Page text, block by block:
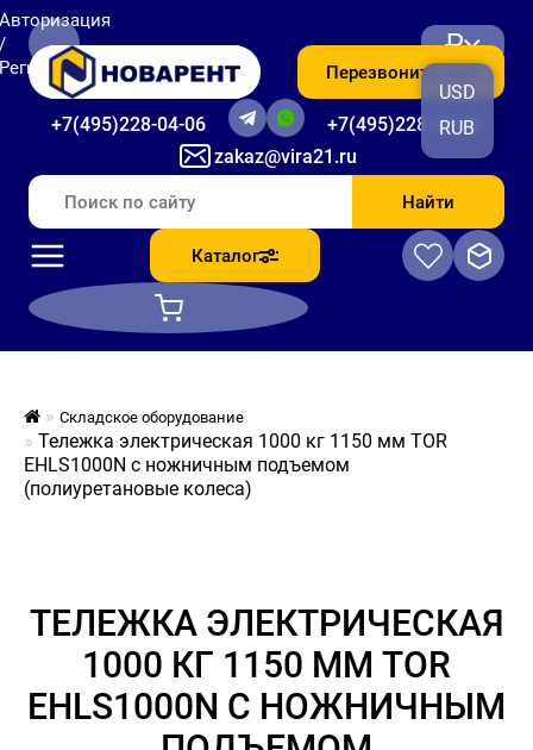
zakaz@vira21.ru
+7(495)228-04-06 +7(495)228-06-56
Перезвоните мне
₽
USD
RUB
Найти
Каталог
Складское оборудование
Тележка электрическая 1000 кг 1150 мм TOR
EHLS1000N с ножничным подъемом
(полиуретановые колеса)
ТЕЛЕЖКА ЭЛЕКТРИЧЕСКАЯ
1000 КГ 1150 ММ TOR
EHLS1000N С НОЖНИЧНЫМ